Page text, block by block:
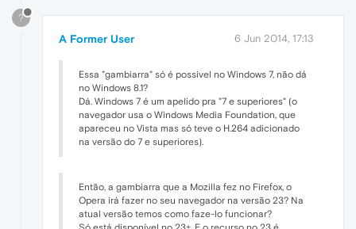
?
A Former User 6 Jun 2014, 17:13
Essa "gambiarra" só é possivel no Windows 7, não dá
no Windows 8.1?
Dá. Windows 7 é um apelido pra "7 e superiores" (o
navegador usa o Windows Media Foundation, que
apareceu no Vista mas só teve o H.264 adicionado
na versão do 7 e superiores).
Então, a gambiarra que a Mozilla fez no Firefox, o
Opera irá fazer no seu navegador na versão 23? Na
atual versão temos como faze-lo funcionar?